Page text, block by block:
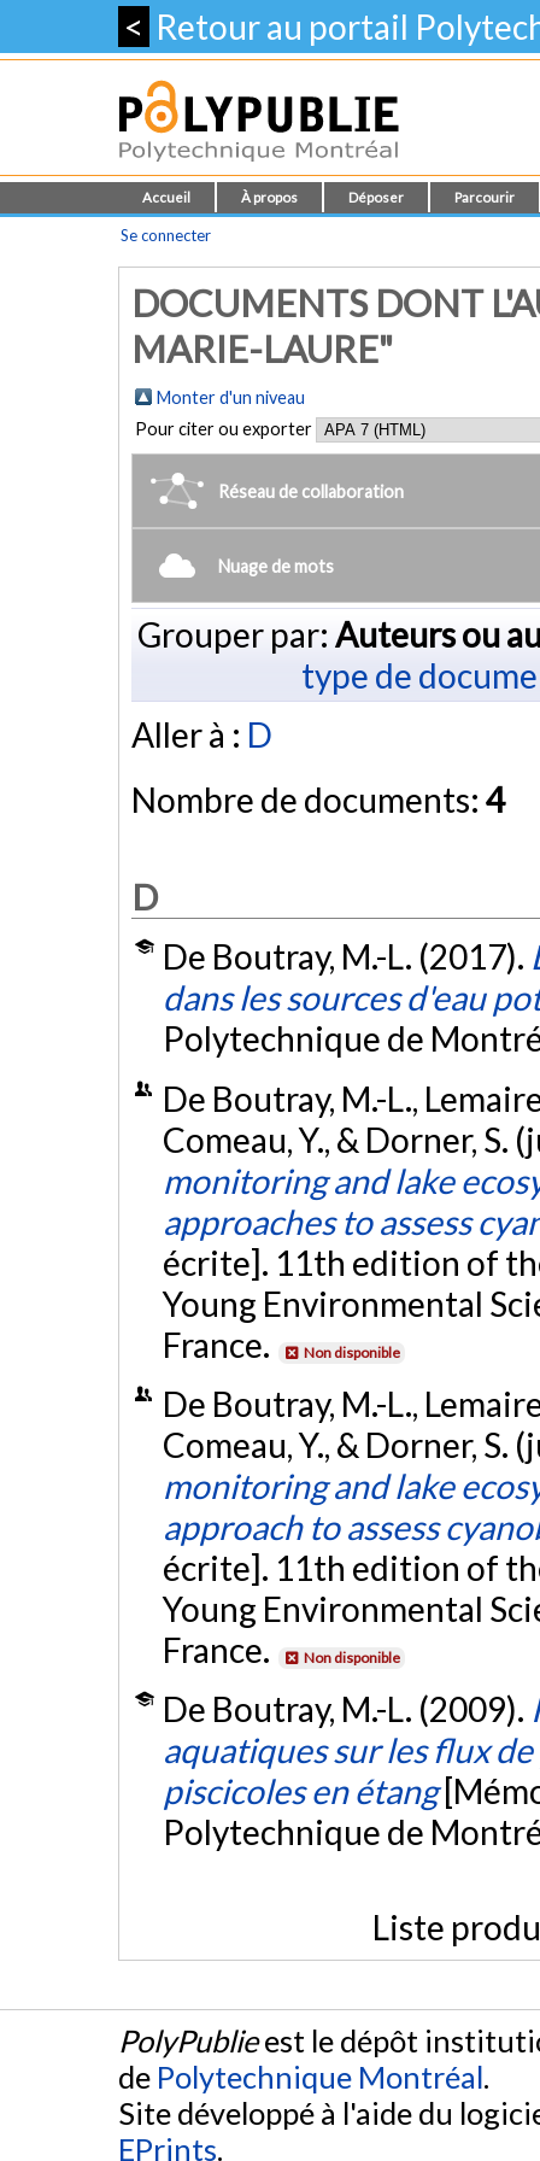
< Retour au portail
Accueil À propos Déposer Parcourir
Se connecter
DOCUMENTS DONT
MARIE-LAURE"
Monter d'un niveau
Pour citer ou exporter
Réseau de collaboration
Nuage de mots
Grouper par: Auteurs ou
type de
Aller à : D
Nombre de documents: 4
D
De Boutray, M.-L. (2017).
dans les sources d'eau
Polytechnique de
De Boutray, M.-L.,
Comeau, Y., & Dorner, S.
monitoring and lake
approaches to assess
écrite]. 11th edition of
Young Environmental
France.
Non disponible
De Boutray, M.-L.,
Comeau, Y., & Dorner, S.
monitoring and lake
approach to assess
écrite]. 11th edition of
Young Environmental
France.
Non disponible
De Boutray, M.-L. (2009).
aquatiques sur les flux
piscicoles en étang
Polytechnique de
Liste
PolyPublieest le dépôt
de Polytechnique Montréal.
Site développé à l'aide du
EPrints.